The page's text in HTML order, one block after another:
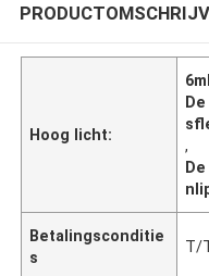
Hoog licht:
,
Betalingsconditie
s
T/